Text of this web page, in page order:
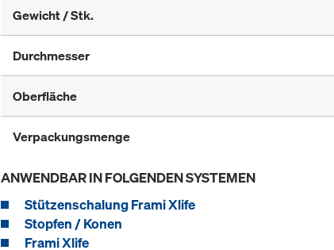
Gewicht / Stk.
Durchmesser
Oberfläche
Verpackungsmenge
ANWENDBAR IN FOLGENDEN SYSTEMEN
Stützenschalung Frami Xlife
Stopfen / Konen
Frami Xlife